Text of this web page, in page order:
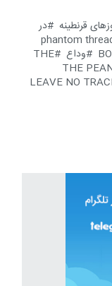
قرنطینه
در
phantom
وداع
THE
THE
LEAVE NO